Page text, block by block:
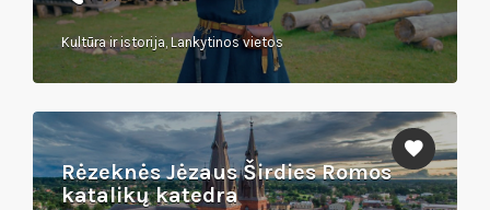
Kultūra ir istorija, Lankytinos vietos
Rėzeknės Jėzaus Širdies Romos
katalikų katedra